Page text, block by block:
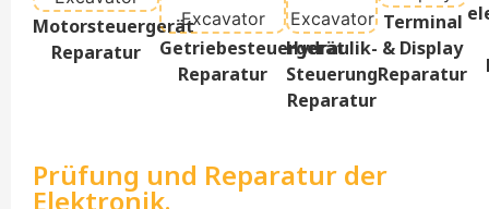
Motorsteuergerät
Reparatur
Getriebesteuergerät
Reparatur
Hydraulik-
Steuerung
Reparatur
Terminal
& Display
Reparatur
Prüfung und Reparatur der
Elektronik.